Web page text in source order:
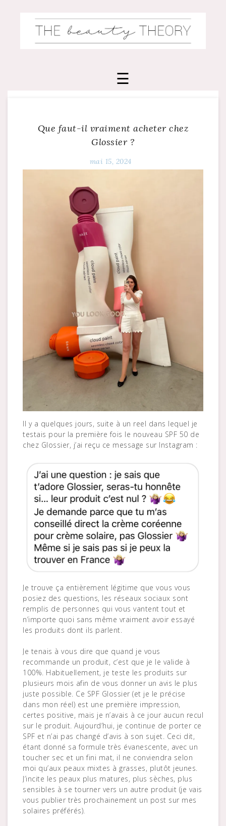
Que faut-il vraiment acheter chez
Glossier ?
mai 15, 2024
Il y a quelques jours, suite à un reel dans lequel je
testais pour la première fois le nouveau SPF 50 de
chez Glossier, j’ai reçu ce message sur Instagram :
Je trouve ça entièrement légitime que vous vous
posiez des questions, les réseaux sociaux sont
remplis de personnes qui vous vantent tout et
n’importe quoi sans même vraiment avoir essayé
les produits dont ils parlent.
Je tenais à vous dire que quand je vous
recommande un produit, c’est que je le valide à
100%. Habituellement, je teste les produits sur
plusieurs mois afin de vous donner un avis le plus
juste possible. Ce SPF Glossier (et je le précise
dans mon réel) est une première impression,
certes positive, mais je n’avais à ce jour aucun recul
sur le produit. Aujourd’hui, je continue de porter ce
SPF et n’ai pas changé d’avis à son sujet. Ceci dit,
étant donné sa formule très évanescente, avec un
toucher sec et un fini mat, il ne conviendra selon
moi qu’aux peaux mixtes à grasses, plutôt jeunes.
J’incite les peaux plus matures, plus sèches, plus
sensibles à se tourner vers un autre produit (je vais
vous publier très prochainement un post sur mes
solaires préférés).